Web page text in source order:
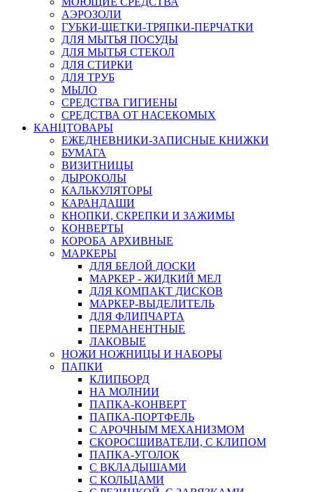
АЭРОЗОЛИ
ГУБКИ-ЩЕТКИ-ТРЯПКИ-ПЕРЧАТКИ
ДЛЯ МЫТЬЯ ПОСУДЫ
ДЛЯ МЫТЬЯ СТЕКОЛ
ДЛЯ СТИРКИ
ДЛЯ ТРУБ
МЫЛО
СРЕДСТВА ГИГИЕНЫ
СРЕДСТВА ОТ НАСЕКОМЫХ
КАНЦТОВАРЫ
ЕЖЕДНЕВНИКИ-ЗАПИСНЫЕ КНИЖКИ
БУМАГА
ВИЗИТНИЦЫ
ДЫРОКОЛЫ
КАЛЬКУЛЯТОРЫ
КАРАНДАШИ
КНОПКИ, СКРЕПКИ И ЗАЖИМЫ
КОНВЕРТЫ
КОРОБА АРХИВНЫЕ
МАРКЕРЫ
ДЛЯ БЕЛОЙ ДОСКИ
МАРКЕР - ЖИДКИЙ МЕЛ
ДЛЯ КОМПАКТ ДИСКОВ
МАРКЕР-ВЫДЕЛИТЕЛЬ
ДЛЯ ФЛИПЧАРТА
ПЕРМАНЕНТНЫЕ
ЛАКОВЫЕ
НОЖИ НОЖНИЦЫ И НАБОРЫ
ПАПКИ
КЛИПБОРД
НА МОЛНИИ
ПАПКА-КОНВЕРТ
ПАПКА-ПОРТФЕЛЬ
С АРОЧНЫМ МЕХАНИЗМОМ
СКОРОСШИВАТЕЛИ, С КЛИПОМ
ПАПКА-УГОЛОК
С ВКЛАДЫШАМИ
С КОЛЬЦАМИ